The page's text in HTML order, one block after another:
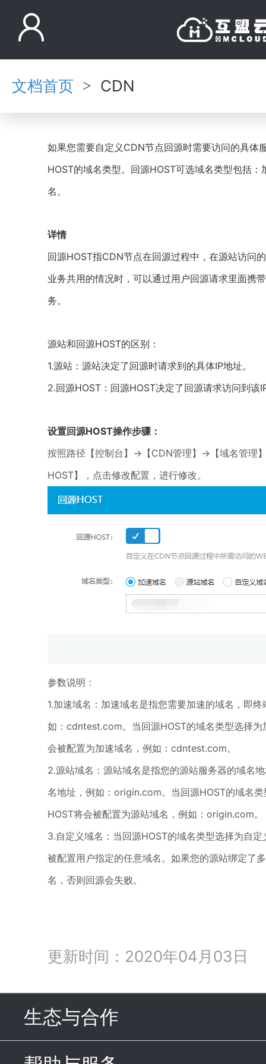
文档首页 > CDN
如果您需要自定义CDN节点回源时需要访问的具体
HOST的域名类型。回源HOST可选域名类型包括
名。
详情
回源HOST指CDN节点在回源过程中，在源站访问
业务共用的情况时，可以通过用户回源请求里面携
务。
源站和回源HOST的区别：
1.源站：源站决定了回源时请求到的具体IP地址。
2.回源HOST：回源HOST决定了回源请求访问到该
设置回源HOST操作步骤：
按照路径【控制台】→【CDN管理】→【域名管理
HOST】，点击修改配置，进行修改。
参数说明：
1.加速域名：加速域名是指您需要加速的域名，即
如：cdntest.com。当回源HOST的域名类型选择为
会被配置为加速域名，例如：cdntest.com。
2.源站域名：源站域名是指您的源站服务器的域名
名地址，例如：origin.com。当回源HOST的域名
HOST将会被配置为源站域名，例如：origin.com。
3.自定义域名：当回源HOST的域名类型选择为自
被配置用户指定的任意域名。如果您的源站绑定了
名，否则回源会失败。
更新时间：2020年04月03日
生态与合作